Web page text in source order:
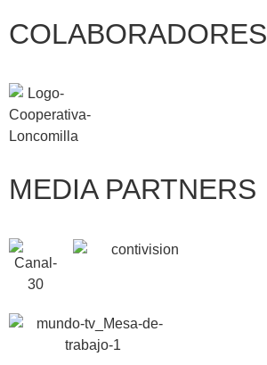
COLABORADORES
MEDIA PARTNERS